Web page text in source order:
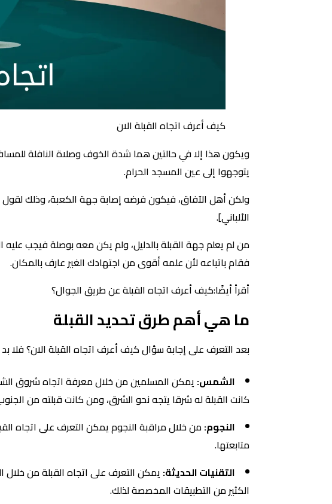
كيف أعرف اتجاه القبلة الان
ويكون هذا إلا في حالتين هما شدة الخوف وصلاة النافلة
يتوجهوا إلى عين المسجد الحرام.
ولكن أهل الآفاق، فيكون فرضه إصابة جهة الكعبة، وذلك لقول
الألباني].
من لم يعلم جهة القبلة بالدليل، ولم يكن معه بوصلة فيجب
فقام باتباعه لأن علمه أقوى من اجتهادك الغير عارف بالمكان.
أقرأ أيضًا:كيف أعرف اتجاه القبلة عن طريق الجوال؟
ما هي أهم طرق تحديد القبلة
بعد التعرف على إجابة سؤال كيف أعرف اتجاه القبلة الان؟ فلا
الشمس: يمكن المسلمين من خلال معرفة اتجاه شروق
كانت القبلة له شرقا يتجه نحو الشرق، ومن كانت قبلته من
النجوم: من خلال مراقبة النجوم يمكن التعرف على اتجاه
متابعتها.
التقنيات الحديثة: يمكن التعرف على اتجاه القبلة من خلال
الكثير من التطبيقات المخصصة لذلك.